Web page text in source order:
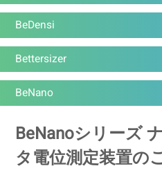
BeDensi
Bettersizer
BeNano
BeNanoシリーズ
タ電位測定装置の